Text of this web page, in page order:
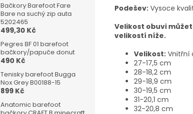
Bačkory Barefoot Fare
Bare na suchý zip auta
5202465
499,30 Kč
Pegres BF 01 barefoot
bačkory/papuče donut
490 Kč
Tenisky barefoot Bugga
Nox Grey B00188-15
899 Kč
Anatomic barefoot
Podešev: Vysoce
Velikost obuvi
velikostí níže.
Velikost: Vnitřní
27-17,5 cm
28-18,2 cm
29-18,9 cm
30-19,5 cm
31-20,1 cm
32-20,8 cm